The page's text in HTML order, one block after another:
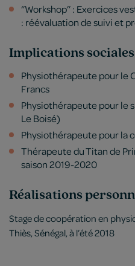
‘’Workshop’’ : Exercices
: réévaluation de suivi et
Implications sociales
Physiothérapeute pour le
Francs
Physiothérapeute pour le
Le Boisé)
Physiothérapeute pour la
Thérapeute du Titan de
saison 2019-2020
Réalisations
Stage de coopération en
Thiès, Sénégal, à l’été 2018